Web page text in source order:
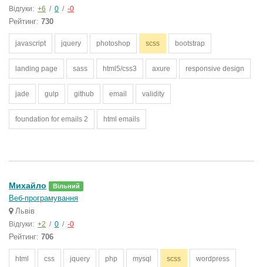
Відгуки: +6 / 0 / -0
Рейтинг: 730
javascript jquery photoshop scss bootstrap
landing page sass html5/css3 axure responsive design
jade gulp github email validity
foundation for emails 2 html emails
Михайло Вільний
Веб-програмування
Львів
Відгуки: +2 / 0 / -0
Рейтинг: 706
html css jquery php mysql scss wordpress